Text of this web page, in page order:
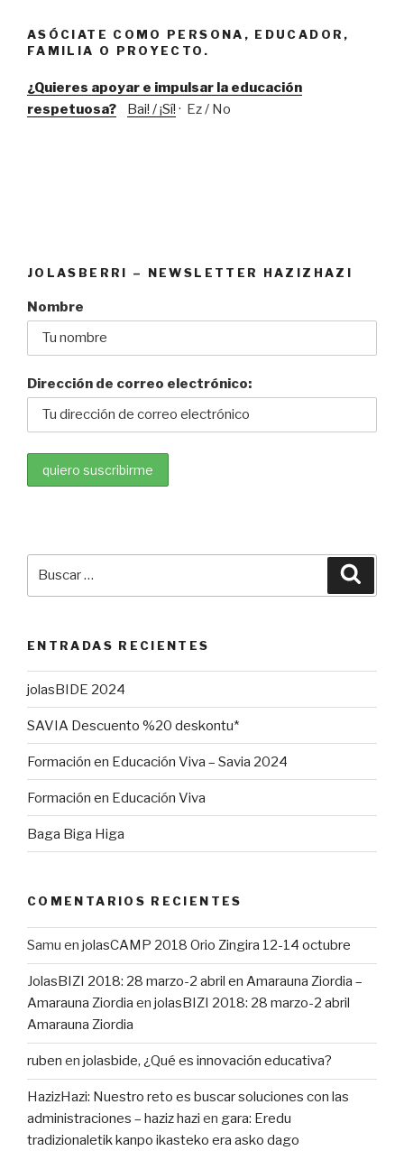
ASÓCIATE COMO PERSONA, EDUCADOR,
FAMILIA O PROYECTO.
¿Quieres apoyar e impulsar la educación
respetuosa?
Bai! / ¡Sí! · Ez / No
JOLASBERRI – NEWSLETTER HAZIZHAZI
Nombre
Dirección de correo electrónico:
ENTRADAS RECIENTES
jolasBIDE 2024
SAVIA Descuento %20 deskontu*
Formación en Educación Viva – Savia 2024
Formación en Educación Viva
Baga Biga Higa
COMENTARIOS RECIENTES
Samu en jolasCAMP 2018 Orio Zingira 12-14 octubre
JolasBIZI 2018: 28 marzo-2 abril en Amarauna Ziordia –
Amarauna Ziordia en jolasBIZI 2018: 28 marzo-2 abril
Amarauna Ziordia
ruben en jolasbide, ¿Qué es innovación educativa?
HazizHazi: Nuestro reto es buscar soluciones con las
administraciones – haziz hazi en gara: Eredu
tradizionaletik kanpo ikasteko era asko dago